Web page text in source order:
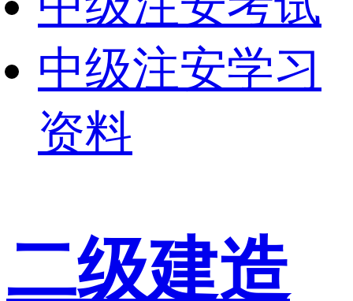
中级注安学习
资料
二级建造